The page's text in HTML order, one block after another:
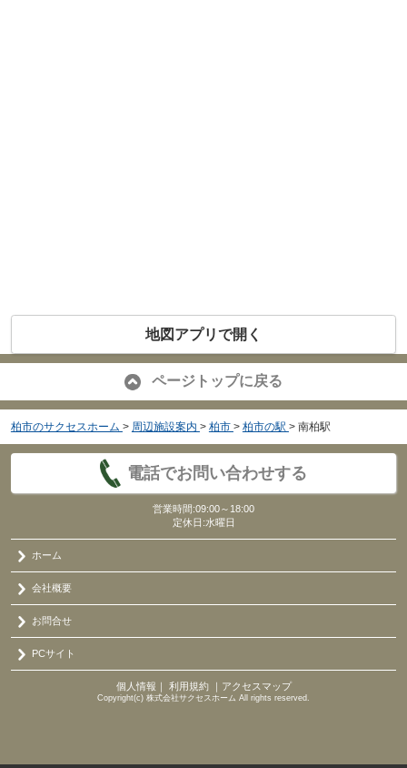
地図アプリで開く
ページトップに戻る
柏市のサクセスホーム > 周辺施設案内 > 柏市 > 柏市の駅 > 南柏駅
電話でお問い合わせする
営業時間:09:00～18:00
定休日:水曜日
ホーム
会社概要
お問合せ
PCサイト
個人情報 利用規約｜ アクセスマップ
Copyright(c) 株式会社サクセスホーム All rights reserved.